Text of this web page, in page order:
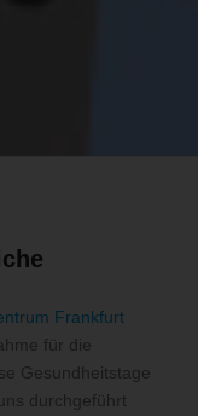
Frankfurt
für die
Gesundheitstage
durchgeführt